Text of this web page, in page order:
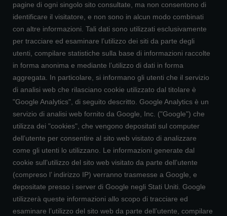
pagine di ogni singolo sito consultate, ma non consentono di
identificare il visitatore, e non sono in alcun modo combinati
con altre informazioni. Tali dati sono utilizzati esclusivamente
per tracciare ed esaminare l’utilizzo dei siti da parte degli
utenti, compilare statistiche sulla base di informazioni raccolte
in forma anonima e mediante l’utilizzo di dati in forma
aggregata. In particolare, si informano gli utenti che il servizio
di analisi web che rilasciano cookie utilizzato dal titolare è
"Google Analytics", di seguito descritto. Google Analytics è un
servizio di analisi web fornito da Google, Inc. ("Google") che
utilizza dei "cookies", che vengono depositati sul computer
dell’utente per consentire al sito web visitato di analizzare
come gli utenti lo utilizzano. Le informazioni generate dal
cookie sull’utilizzo del sito web visitato da parte dell’utente
(compreso l’ indirizzo IP) verranno trasmesse a Google, e
depositate presso i server di Google negli Stati Uniti. Google
utilizzerà queste informazioni allo scopo di tracciare ed
esaminare l’utilizzo del sito web da parte dell’utente, compilare